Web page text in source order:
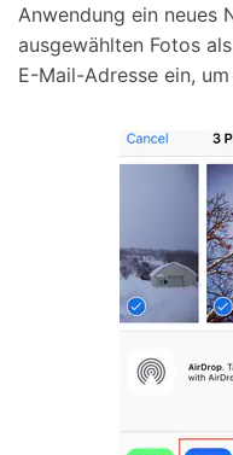
Anwendung ein neues
ausgewählten Fotos
E-Mail-Adresse ein,